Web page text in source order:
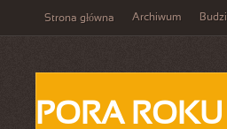
Strona główna Archiwum Budzi
PORA ROKU